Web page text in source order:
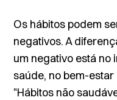
Os hábitos podem
negativos. A
um negativo está no
saúde, no bem-
"Hábitos não